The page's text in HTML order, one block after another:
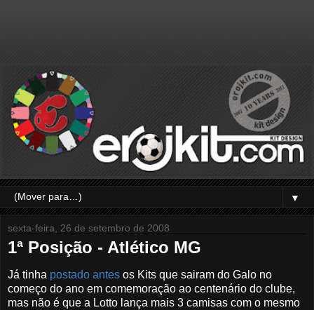
▼
sexta-feira, 26 de setembro de 2008
1ª Posição - Atlético MG
Já tinha postado antes os Kits que sairam do Galo no
começo do ano em comemoração ao centenário do clube,
mas não é que a Lotto lança mais 3 camisas com o mesmo